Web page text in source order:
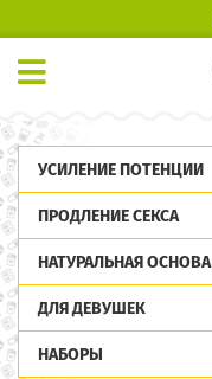
УСИЛЕНИЕ ПОТЕНЦИИ
ПРОДЛЕНИЕ СЕКСА
НАТУРАЛЬНАЯ ОСНОВА
ДЛЯ ДЕВУШЕК
НАБОРЫ